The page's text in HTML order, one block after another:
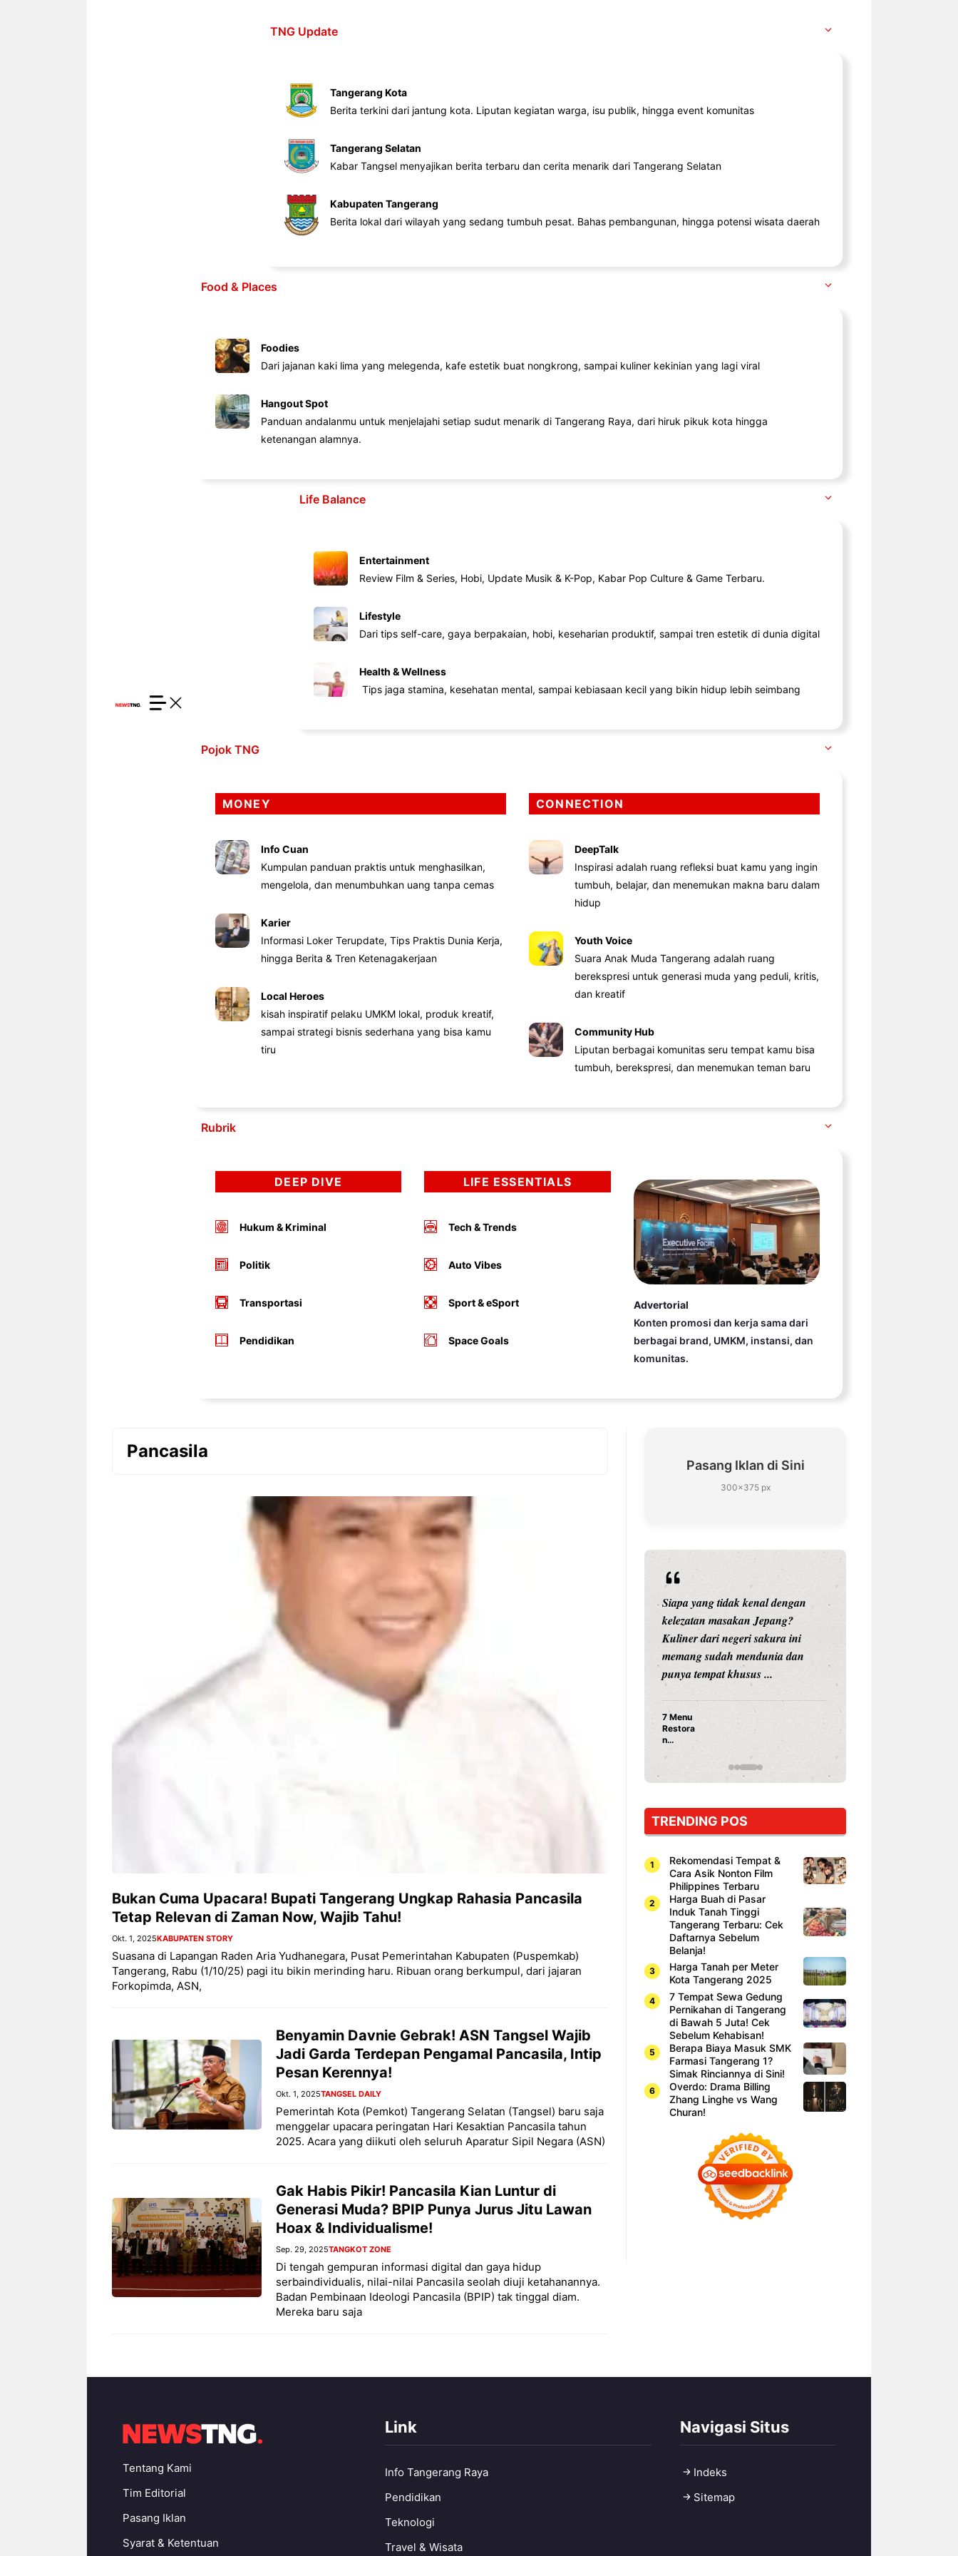
TNG Update
Tangerang Kota
Berita terkini dari jantung kota. Liputan kegiatan warga, isu publik, hingga event komunitas
Tangerang Selatan
Kabar Tangsel menyajikan berita terbaru dan cerita menarik dari Tangerang Selatan
Kabupaten Tangerang
Berita lokal dari wilayah yang sedang tumbuh pesat. Bahas pembangunan, hingga potensi wisata daerah
Food & Places
Foodies
Dari jajanan kaki lima yang melegenda, kafe estetik buat nongkrong, sampai kuliner kekinian yang lagi viral
Hangout Spot
Panduan andalanmu untuk menjelajahi setiap sudut menarik di Tangerang Raya, dari hiruk pikuk kota hingga
ketenangan alamnya.
Life Balance
Entertainment
Review Film & Series, Hobi, Update Musik & K-Pop, Kabar Pop Culture & Game Terbaru.
Lifestyle
Dari tips self-care, gaya berpakaian, hobi, keseharian produktif, sampai tren estetik di dunia digital
Health & Wellness
Tips jaga stamina, kesehatan mental, sampai kebiasaan kecil yang bikin hidup lebih seimbang
Pojok TNG
MONEY
Info Cuan
Kumpulan panduan praktis untuk menghasilkan,
mengelola, dan menumbuhkan uang tanpa cemas
Karier
Informasi Loker Terupdate, Tips Praktis Dunia Kerja,
hingga Berita & Tren Ketenagakerjaan
Local Heroes
kisah inspiratif pelaku UMKM lokal, produk kreatif,
sampai strategi bisnis sederhana yang bisa kamu
tiru
CONNECTION
DeepTalk
Inspirasi adalah ruang refleksi buat kamu yang ingin
tumbuh, belajar, dan menemukan makna baru dalam
hidup
Youth Voice
Suara Anak Muda Tangerang adalah ruang
berekspresi untuk generasi muda yang peduli, kritis,
dan kreatif
Community Hub
Liputan berbagai komunitas seru tempat kamu bisa
tumbuh, berekspresi, dan menemukan teman baru
Rubrik
DEEP DIVE
Hukum & Kriminal
Politik
Transportasi
Pendidikan
LIFE ESSENTIALS
Tech & Trends
Auto Vibes
Sport & eSport
Space Goals
Advertorial
Konten promosi dan kerja sama dari
berbagai brand, UMKM, instansi, dan
komunitas.
Pancasila
Bukan Cuma Upacara! Bupati Tangerang Ungkap Rahasia Pancasila
Tetap Relevan di Zaman Now, Wajib Tahu!
Okt. 1, 2025KABUPATEN STORY
Suasana di Lapangan Raden Aria Yudhanegara, Pusat Pemerintahan Kabupaten (Puspemkab)
Tangerang, Rabu (1/10/25) pagi itu bikin merinding haru. Ribuan orang berkumpul, dari jajaran
Forkopimda, ASN,
Benyamin Davnie Gebrak! ASN Tangsel Wajib
Jadi Garda Terdepan Pengamal Pancasila, Intip
Pesan Kerennya!
Okt. 1, 2025TANGSEL DAILY
Pemerintah Kota (Pemkot) Tangerang Selatan (Tangsel) baru saja
menggelar upacara peringatan Hari Kesaktian Pancasila tahun
2025. Acara yang diikuti oleh seluruh Aparatur Sipil Negara (ASN)
Gak Habis Pikir! Pancasila Kian Luntur di
Generasi Muda? BPIP Punya Jurus Jitu Lawan
Hoax & Individualisme!
Sep. 29, 2025TANGKOT ZONE
Di tengah gempuran informasi digital dan gaya hidup
serbaindividualis, nilai-nilai Pancasila seolah diuji ketahanannya.
Badan Pembinaan Ideologi Pancasila (BPIP) tak tinggal diam.
Mereka baru saja
Pasang Iklan di Sini
300×375 px
Nunung Srimulat & Vicky
Prasetyo Buka Restoran
Ayam Panggang! Cuma Rp
Bandung – Menyambut pergantian
tahun 2026, restoran all you can
eat Kakkoii All You Can Eat
Bandung menghadirkan
penawaran spesial ...
Bandung Hadirkan Pesta All
ngerjain sesuatu cuma buat iseng-
iseng, eh ternyata malah jadi
Siapa yang tidak kenal dengan
kelezatan masakan Jepang?
Kuliner dari negeri sakura ini
memang sudah mendunia dan
punya tempat khusus ...
7 Menu
Restora
n
yang
Dicoba,
Cuma
Sushi!
TRENDING POS
Rekomendasi Tempat &
Cara Asik Nonton Film
Philippines Terbaru
Harga Buah di Pasar
Induk Tanah Tinggi
Tangerang Terbaru: Cek
Daftarnya Sebelum
Belanja!
Harga Tanah per Meter
Kota Tangerang 2025
7 Tempat Sewa Gedung
Pernikahan di Tangerang
di Bawah 5 Juta! Cek
Sebelum Kehabisan!
Berapa Biaya Masuk SMK
Farmasi Tangerang 1?
Simak Rinciannya di Sini!
Overdo: Drama Billing
Zhang Linghe vs Wang
Churan!
Tentang Kami
Tim Editorial
Pasang Iklan
Syarat & Ketentuan
Link
Info Tangerang Raya
Pendidikan
Teknologi
Travel & Wisata
Navigasi Situs
Indeks
Sitemap